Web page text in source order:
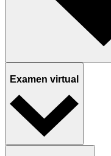
Examen virtual